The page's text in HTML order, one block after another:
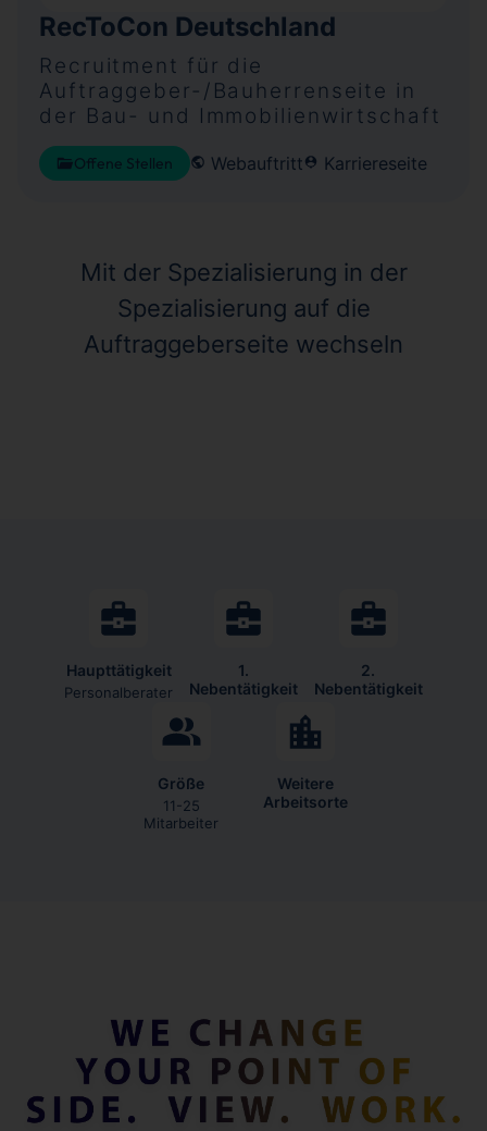
RecToCon Deutschland
Recruitment für die
Auftraggeber-/Bauherrenseite in
der Bau- und Immobilienwirtschaft
Offene Stellen Webauftritt Karriereseite
Mit der Spezialisierung in der
Spezialisierung auf die
Auftraggeberseite wechseln
Haupttätigkeit
Personalberater
1.
Nebentätigkeit
2.
Nebentätigkeit
Größe
11-25
Mitarbeiter
Weitere
Arbeitsorte